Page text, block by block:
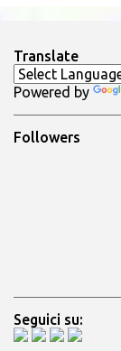
t
i
Translate
Powered by
Followers
Seguici su: